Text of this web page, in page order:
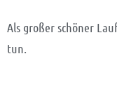
Als großer schöner
tun.